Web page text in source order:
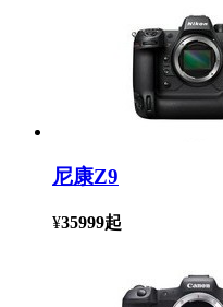
尼康Z9
¥35999起